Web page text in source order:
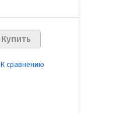
К сравнению